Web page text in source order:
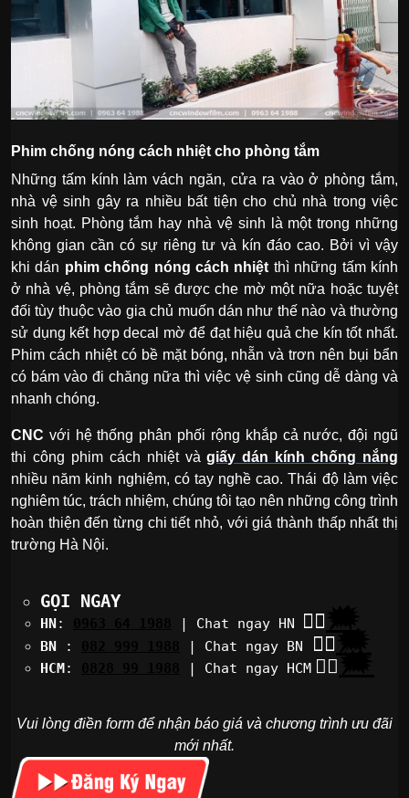
Phim chống nóng cách nhiệt cho phòng tắm
Những tấm kính làm vách ngăn, cửa ra vào ở phòng tắm,
nhà vệ sinh gây ra nhiều bất tiện cho chủ nhà trong việc
sinh hoạt. Phòng tắm hay nhà vệ sinh là một trong những
không gian cần có sự riêng tư và kín đáo cao. Bởi vì vậy
khi dán phim chống nóng cách nhiệt thì những tấm kính
ở nhà vệ, phòng tắm sẽ được che mờ một nữa hoặc tuyệt
đối tùy thuộc vào gia chủ muốn dán như thế nào và thường
sử dụng kết hợp decal mờ để đạt hiệu quả che kín tốt nhất.
Phim cách nhiệt có bề mặt bóng, nhẵn và trơn nên bụi bẩn
có bám vào đi chăng nữa thì việc vệ sinh cũng dễ dàng và
nhanh chóng.
CNC với hệ thống phân phối rộng khắp cả nước, đội ngũ
thi công phim cách nhiệt vàgiấy dán kính chống nắng
nhiều năm kinh nghiệm, có tay nghề cao. Thái độ làm việc
nghiêm túc, trách nhiệm, chúng tôi tạo nên những công trình
hoàn thiện đến từng chi tiết nhỏ, với giá thành thấp nhất thị
trường Hà Nội.
GỌI NGAY
HN: | Chat ngay HN 👉🏽
BN : | Chat ngay BN 👉🏽
HCM: | Chat ngay HCM 👉🏽
Vui lòng điền form để nhận báo giá và chương trình ưu đãi
mới nhất.